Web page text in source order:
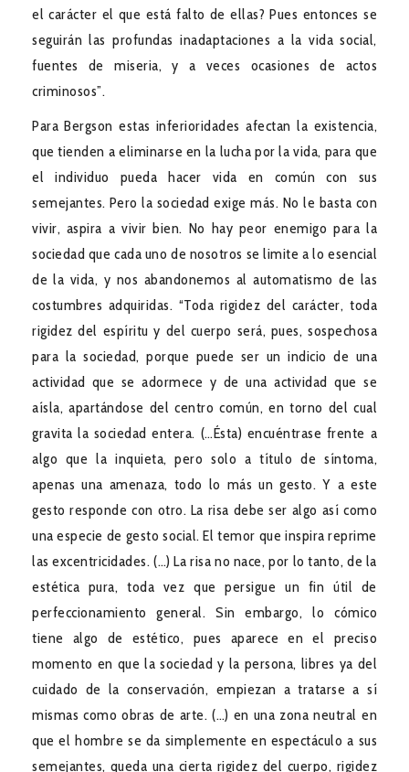
el carácter el que está falto de ellas? Pues entonces se
seguirán las profundas inadaptaciones a la vida social,
fuentes de miseria, y a veces ocasiones de actos
criminosos”.
Para Bergson estas inferioridades afectan la existencia,
que tienden a eliminarse en la lucha por la vida, para que
el individuo pueda hacer vida en común con sus
semejantes. Pero la sociedad exige más. No le basta con
vivir, aspira a vivir bien. No hay peor enemigo para la
sociedad que cada uno de nosotros se limite a lo esencial
de la vida, y nos abandonemos al automatismo de las
costumbres adquiridas. “Toda rigidez del carácter, toda
rigidez del espíritu y del cuerpo será, pues, sospechosa
para la sociedad, porque puede ser un indicio de una
actividad que se adormece y de una actividad que se
aísla, apartándose del centro común, en torno del cual
gravita la sociedad entera. (…Ésta) encuéntrase frente a
algo que la inquieta, pero solo a título de síntoma,
apenas una amenaza, todo lo más un gesto. Y a este
gesto responde con otro. La risa debe ser algo así como
una especie de gesto social. El temor que inspira reprime
las excentricidades. (…) La risa no nace, por lo tanto, de la
estética pura, toda vez que persigue un fin útil de
perfeccionamiento general. Sin embargo, lo cómico
tiene algo de estético, pues aparece en el preciso
momento en que la sociedad y la persona, libres ya del
cuidado de la conservación, empiezan a tratarse a sí
mismas como obras de arte. (…) en una zona neutral en
que el hombre se da simplemente en espectáculo a sus
semejantes, queda una cierta rigidez del cuerpo, rigidez